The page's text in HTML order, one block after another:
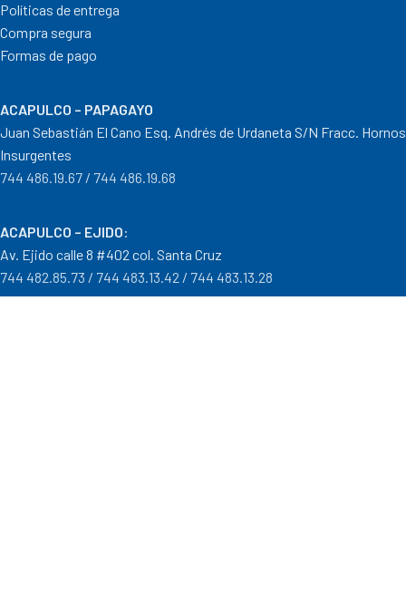
Políticas de entrega
Compra segura
Formas de pago
ACAPULCO – PAPAGAYO
Juan Sebastián El Cano Esq. Andrés de Urdaneta S/N Fracc. Hornos
Insurgentes
744 486.19.67 / 744 486.19.68
ACAPULCO – EJIDO:
Av. Ejido calle 8 #402 col. Santa Cruz
744 482.85.73 / 744 483.13.42 / 744 483.13.28